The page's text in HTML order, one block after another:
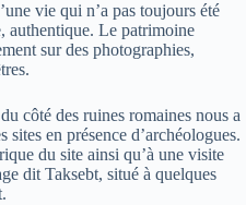
vie qui n’a pas toujours été
authentique. Le patrimoine
sur des photographies,
côté des ruines romaines nous a
sites en présence d’archéologues.
du site ainsi qu’à une visite
dit Taksebt, situé à quelques